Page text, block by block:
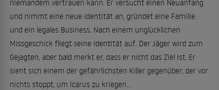
niemandem vertrauen kann. Er versucht einen Neuanfang
und nimmt eine neue Identität an, gründet eine Familie
und ein legales Business. Nach einem unglücklichen
Missgeschick fliegt seine Identität auf. Der Jäger wird zum
Gejagten, aber bald merkt er, dass er nicht das Ziel ist. Er
sieht sich einem der gefährlichsten Killer gegenüber, der vor
nichts stoppt, um Icarus zu kriegen...